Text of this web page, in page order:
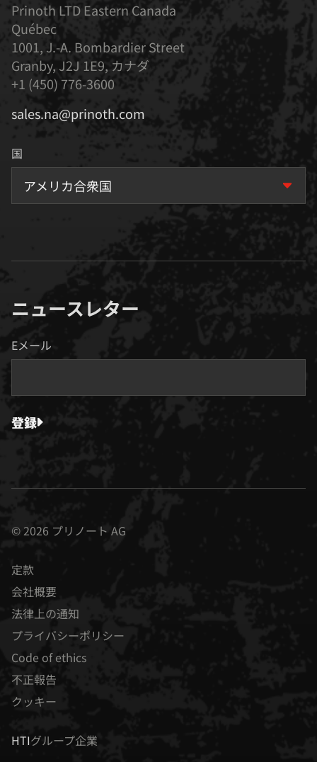
Prinoth LTD Eastern Canada
Québec
1001, J.-A. Bombardier Street
Granby, J2J 1E9, カナダ
+1 (450) 776-3600
sales.na@prinoth.com
国
アメリカ合衆国
ニュースレター
Eメール
登録
© 2026 プリノート AG
定款
会社概要
法律上の通知
プライバシーポリシー
Code of ethics
不正報告
クッキー
HTIグループ企業